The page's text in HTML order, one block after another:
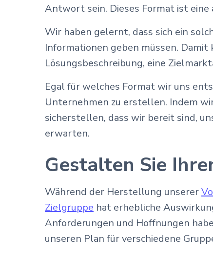
Antwort sein. Dieses Format ist
Wir haben gelernt, dass sich ein
Informationen geben müssen.
Lösungsbeschreibung, eine
Egal für welches Format wir uns
Unternehmen zu erstellen. Indem
sicherstellen, dass wir bereit sind,
erwarten.
Gestalten Sie
Während der Herstellung unserer
Zielgruppe hat erhebliche
Anforderungen und Hoffnungen
unseren Plan für verschiedene